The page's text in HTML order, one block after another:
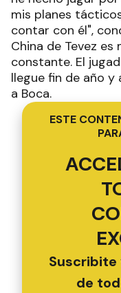
mis planes
contar con él",
China de Tevez
constante. El
llegue fin de año
a Boca.
ESTE
de